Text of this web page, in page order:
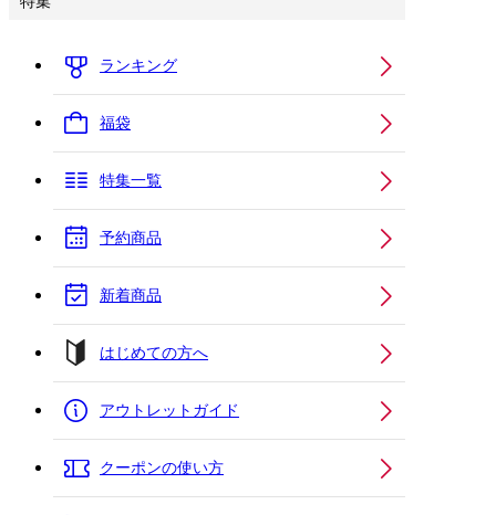
ランキング
福袋
特集一覧
予約商品
新着商品
はじめての方へ
アウトレットガイド
クーポンの使い方